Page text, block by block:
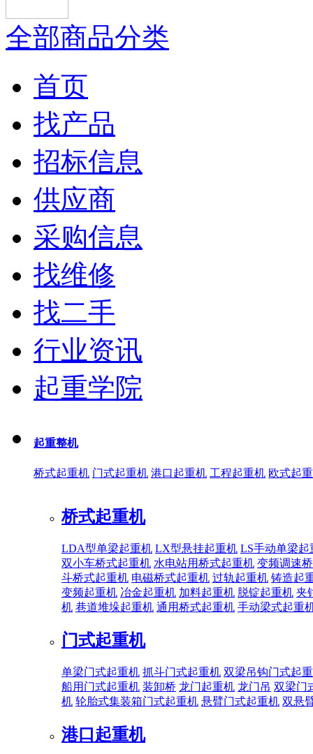
全部商品分类
首页
找产品
招标信息
供应商
采购信息
找维修
找二手
行业资讯
起重学院
起重整机
桥式起重机 门式起重机 港口起重机 工程起重机 欧式起
桥式起重机
LDA型单梁起重机 LX型悬挂起重机 LS手动单梁起
双小车桥式起重机 水电站用桥式起重机 变频调速
斗桥式起重机 电磁桥式起重机 过轨起重机 铸造起
变频起重机 冶金起重机 加料起重机 脱锭起重机 夹
机 巷道堆垛起重机 通用桥式起重机 手动梁式起重
门式起重机
单梁门式起重机 抓斗门式起重机 双梁吊钩门式起
船用门式起重机 装卸桥 龙门起重机 龙门吊 双梁门
机 轮胎式集装箱门式起重机 悬臂门式起重机 双悬
港口起重机